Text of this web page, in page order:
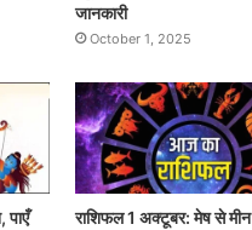
जानकारी
October 1, 2025
पाएँ
राशिफल 1 अक्टूबर: मेष से मीन